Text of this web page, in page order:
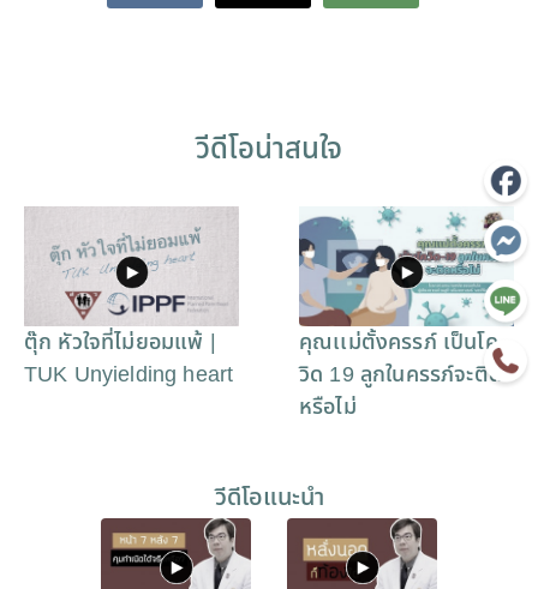
วีดีโอน่าสนใจ
ตุ๊ก หัวใจที่ไม่ยอมแพ้ |
TUK Unyielding heart
คุณเเม่ตั้งครรภ์ เป็นโค
วิด 19 ลูกในครรภ์จะติด
หรือไม่
วีดีโอแนะนำ